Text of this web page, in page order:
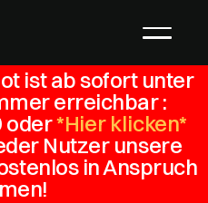
ist ab sofort unter
erreichbar :
oder*Hier klicken*
Nutzer unsere
in Anspruch